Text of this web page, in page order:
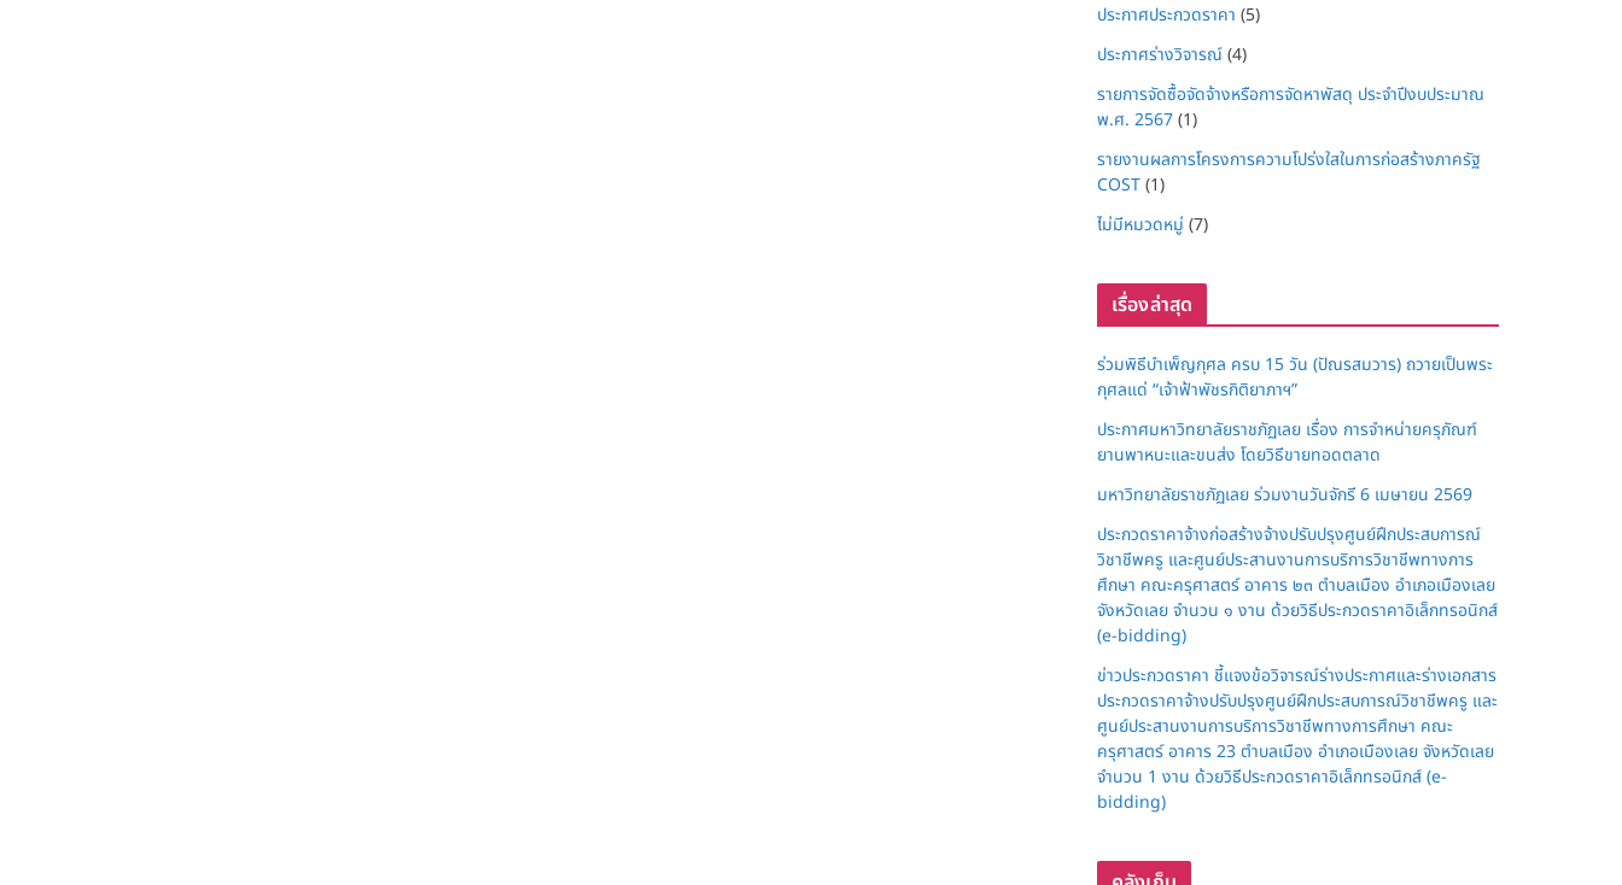
ประกาศประกวดราคา (5)
ประกาศร่างวิจารณ์(4)
รายการจัดซื้อจัดจ้างหรือการจัดหาพัสดุ ประจำปีงบประมาณ
พ.ศ. 2567(1)
รายงานผลการโครงการความโปร่งใสในการก่อสร้างภาครัฐ
COST(1)
ไม่มีหมวดหมู่ (7)
เรื่องล่าสุด
ร่วมพิธีบำเพ็ญกุศล ครบ 15 วัน (ปัณรสมวาร) ถวายเป็นพระ
กุศลแด่ “เจ้าฟ้าพัชรกิติยาภาฯ”
ประกาศมหาวิทยาลัยราชภัฏเลย เรื่อง การจำหน่ายครุภัณฑ์
ยานพาหนะและขนส่ง โดยวิธีขายทอดตลาด
มหาวิทยาลัยราชภัฏเลย ร่วมงานวันจักรี 6 เมษายน 2569
ประกวดราคาจ้างก่อสร้างจ้างปรับปรุงศูนย์ฝึกประสบการณ์
วิชาชีพครู และศูนย์ประสานงานการบริการวิชาชีพทางการ
ศึกษา คณะครุศาสตร์ อาคาร ๒๓ ตำบลเมือง อำเภอเมืองเลย
จังหวัดเลย จำนวน ๑ งาน ด้วยวิธีประกวดราคาอิเล็กทรอนิกส์
(e-bidding)
ข่าวประกวดราคา ชี้แจงข้อวิจารณ์ร่างประกาศและร่างเอกสาร
ประกวดราคาจ้างปรับปรุงศูนย์ฝึกประสบการณ์วิชาชีพครู และ
ศูนย์ประสานงานการบริการวิชาชีพทางการศึกษา คณะ
ครุศาสตร์ อาคาร 23 ตำบลเมือง อำเภอเมืองเลย จังหวัดเลย
จำนวน 1 งาน ด้วยวิธีประกวดราคาอิเล็กทรอนิกส์ (e-
bidding)